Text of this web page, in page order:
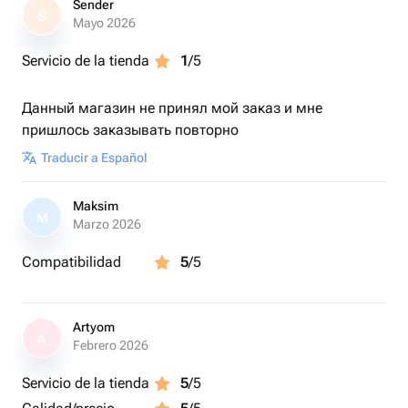
- 2 скрабирования
S
Sender
Mayo 2026
Servicio de la tienda 1/5
Данный магазин не принял мой заказ и мне
пришлось заказывать повторно
Traducir a Español
M
Maksim
Marzo 2026
Compatibilidad 5/5
Artyom
Febrero 2026
Servicio de la tienda 5/5